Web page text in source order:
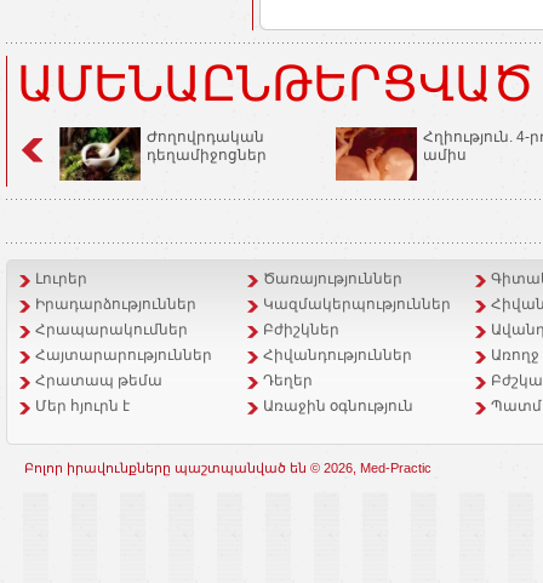
Ժողովրդական
դեղամիջոցներ
Հղիություն. 4-
ամիս
Լուրեր Ծառայություններ
Իրադարձություններ
Կազմակերպություններ
Հրապարակումներ
Բժիշկներ
Հայտարարություններ
Հիվանդություններ
Հրատապ թեմա
Դեղեր
Մեր հյուրն է
Առաջին օգնություն
Բոլոր իրավունքները պաշտպանված են © 2026, Med-Practic